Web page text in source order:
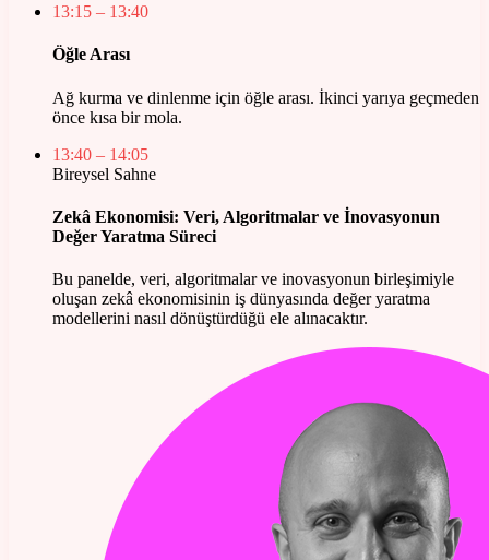
13:15 – 13:40
Öğle Arası
Ağ kurma ve dinlenme için öğle arası. İkinci yarıya geçmeden
önce kısa bir mola.
13:40 – 14:05
Bireysel Sahne
Zekâ Ekonomisi: Veri, Algoritmalar ve İnovasyonun
Değer Yaratma Süreci
Bu panelde, veri, algoritmalar ve inovasyonun birleşimiyle
oluşan zekâ ekonomisinin iş dünyasında değer yaratma
modellerini nasıl dönüştürdüğü ele alınacaktır.